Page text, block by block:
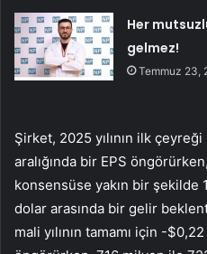
Her
gelmez!
Temmuz 23,
Şirket, 2025 yılının ilk
aralığında bir EPS
konsensüse yakın bir şekilde
dolar arasında bir gelir
mali yılının tamamı için -